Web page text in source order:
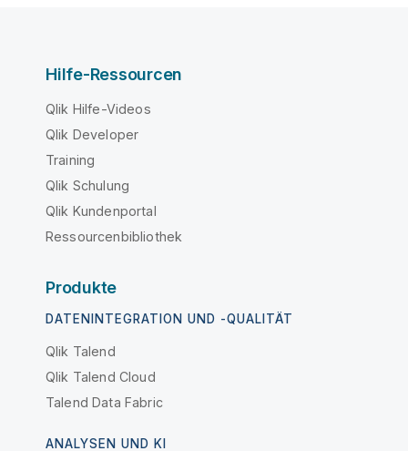
Hilfe-Ressourcen
Qlik Hilfe-Videos
Qlik Developer
Training
Qlik Schulung
Qlik Kundenportal
Ressourcenbibliothek
Produkte
DATENINTEGRATION UND -QUALITÄT
Qlik Talend
Qlik Talend Cloud
Talend Data Fabric
ANALYSEN UND KI